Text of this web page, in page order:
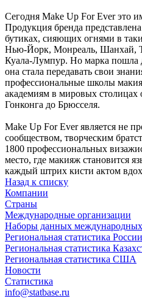
Сегодня Make Up For Ever это
Продукция бренда
бутиках, сияющих огнями в
Нью-Йорк, Монреаль, Шанхай,
Куала-Лумпур. Но марка пошла
она стала передавать свои
профессиональные школы
академиям в мировых столицах
Гонконга до Брюсселя.
Make Up For Ever является не
сообществом, творческим
1800 профессиональных
место, где макияж становится
каждый штрих кисти актом
Назад к списку
Компании
Страны
Международные организации
Наборы данных международных
Региональная статистика России
Региональная статистика
Региональная статистика США
Новости
Статистика
info@statbase.ru